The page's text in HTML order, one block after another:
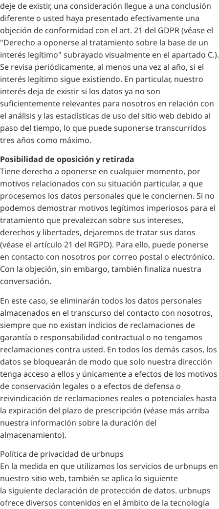
deje de existir, una consideración llegue a una conclusión
diferente o usted haya presentado efectivamente una
objeción de conformidad con el art. 21 del GDPR (véase el
"Derecho a oponerse al tratamiento sobre la base de un
interés legítimo" subrayado visualmente en el apartado C.).
Se revisa periódicamente, al menos una vez al año, si el
interés legítimo sigue existiendo. En particular, nuestro
interés deja de existir si los datos ya no son
suficientemente relevantes para nosotros en relación con
el análisis y las estadísticas de uso del sitio web debido al
paso del tiempo, lo que puede suponerse transcurridos
tres años como máximo.
Posibilidad de oposición y retirada
Tiene derecho a oponerse en cualquier momento, por
motivos relacionados con su situación particular, a que
procesemos los datos personales que le conciernen. Si no
podemos demostrar motivos legítimos imperiosos para el
tratamiento que prevalezcan sobre sus intereses,
derechos y libertades, dejaremos de tratar sus datos
(véase el artículo 21 del RGPD). Para ello, puede ponerse
en contacto con nosotros por correo postal o electrónico.
Con la objeción, sin embargo, también finaliza nuestra
conversación.
En este caso, se eliminarán todos los datos personales
almacenados en el transcurso del contacto con nosotros,
siempre que no existan indicios de reclamaciones de
garantía o responsabilidad contractual o no tengamos
reclamaciones contra usted. En todos los demás casos, los
datos se bloquearán de modo que solo nuestra dirección
tenga acceso a ellos y únicamente a efectos de los motivos
de conservación legales o a efectos de defensa o
reivindicación de reclamaciones reales o potenciales hasta
la expiración del plazo de prescripción (véase más arriba
nuestra información sobre la duración del
almacenamiento).
Política de privacidad de urbnups
En la medida en que utilizamos los servicios de urbnups en
nuestro sitio web, también se aplica lo siguiente
la siguiente declaración de protección de datos. urbnups
ofrece diversos contenidos en el ámbito de la tecnología